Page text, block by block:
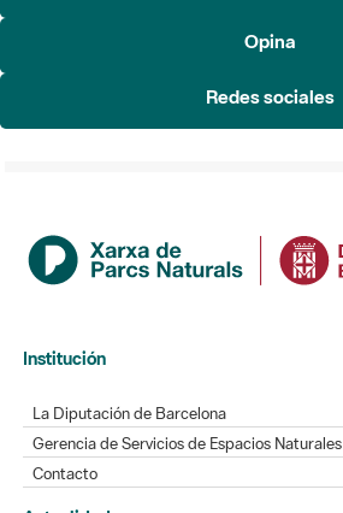
Opina
Redes sociales
Institución
La Diputación de Barcelona
Gerencia de Servicios de Espacios Naturales
Contacto